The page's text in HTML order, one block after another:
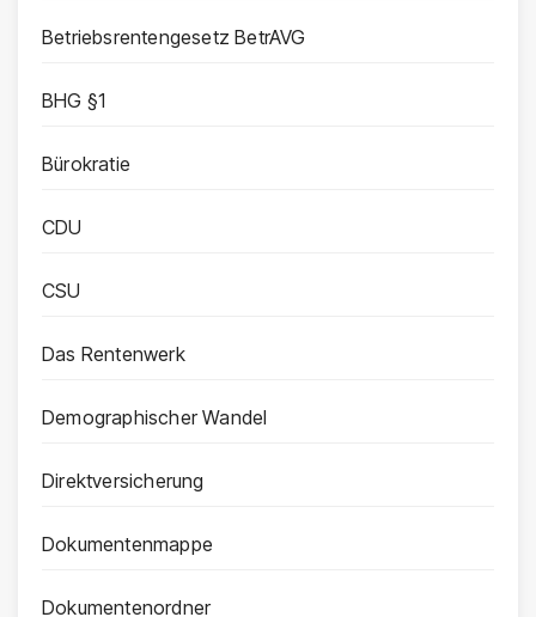
Betriebsrentengesetz BetrAVG
BHG §1
Bürokratie
CDU
CSU
Das Rentenwerk
Demographischer Wandel
Direktversicherung
Dokumentenmappe
Dokumentenordner